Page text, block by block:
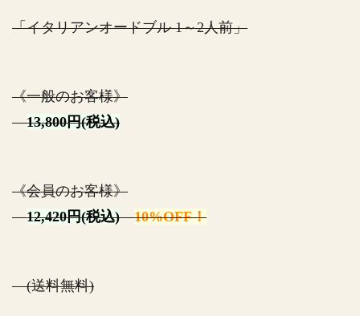
「イタリアンオードブル 1～2人前」
《一般のお客様》
13,800円(税込)
《会員のお客様》
12,420円(税込)
10%OFF！
(送料無料)